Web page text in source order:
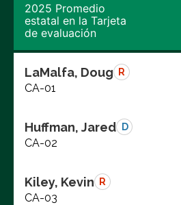
2025 Promedio
estatal en la Tarjeta
de evaluación
LaMalfa, Doug R
CA-01
Huffman, Jared D
CA-02
Kiley, Kevin R
CA-03